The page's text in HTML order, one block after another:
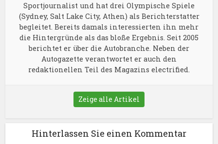
Sportjournalist und hat drei Olympische Spiele
(Sydney, Salt Lake City, Athen) als Berichterstatter
begleitet. Bereits damals interessierten ihn mehr
die Hintergründe als das bloße Ergebnis. Seit 2005
berichtet er über die Autobranche. Neben der
Autogazette verantwortet er auch den
redaktionellen Teil des Magazins electrified.
Zeige alle Artikel
Hinterlassen Sie einen Kommentar